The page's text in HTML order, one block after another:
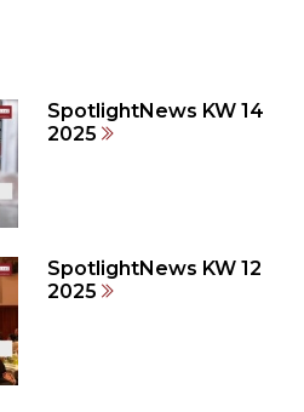
SpotlightNews KW 14
2025
SpotlightNews KW 12
2025